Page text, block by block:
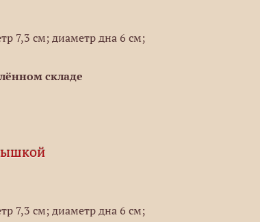
7,3 см; диаметр дна 6 см;
складе
7,3 см; диаметр дна 6 см;